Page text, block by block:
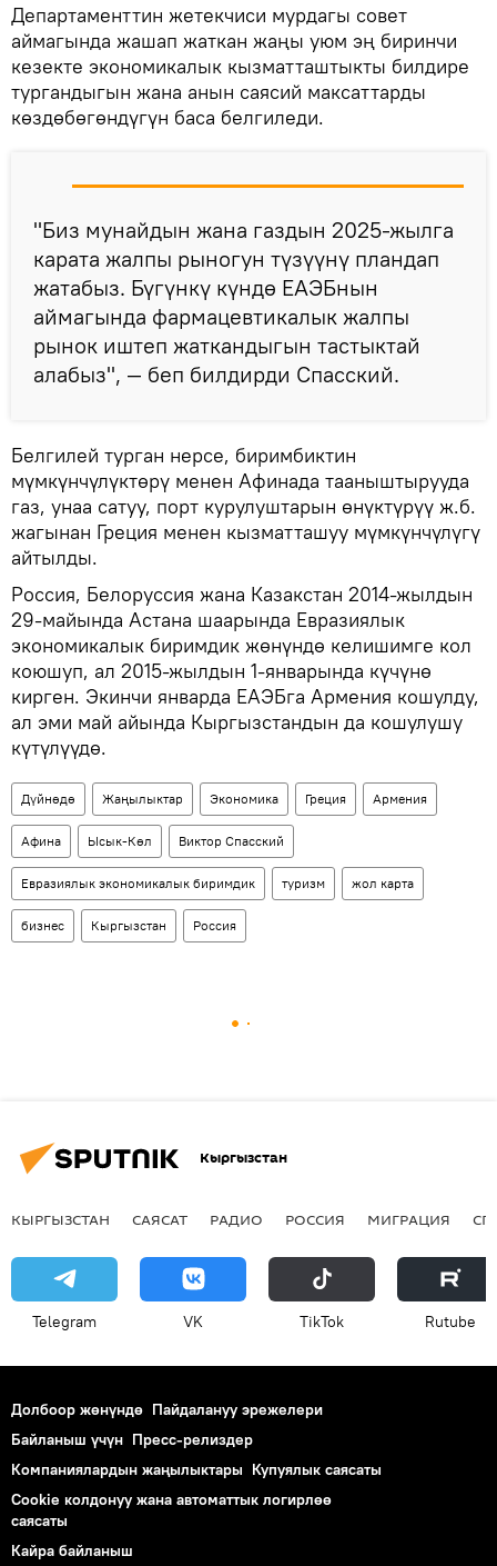
Департаменттин жетекчиси мурдагы совет
аймагында жашап жаткан жаңы уюм эң биринчи
кезекте экономикалык кызматташтыкты билдире
тургандыгын жана анын саясий максаттарды
көздөбөгөндүгүн баса белгиледи.
"Биз мунайдын жана газдын 2025-жылга
карата жалпы рыногун түзүүнү пландап
жатабыз. Бүгүнкү күндө ЕАЭБнын
аймагында фармацевтикалык жалпы
рынок иштеп жаткандыгын тастыктай
алабыз", — беп билдирди Спасский.
Белгилей турган нерсе, биримбиктин
мүмкүнчүлүктөрү менен Афинада тааныштырууда
газ, унаа сатуу, порт курулуштарын өнүктүрүү ж.б.
жагынан Греция менен кызматташуу мүмкүнчүлүгү
айтылды.
Россия, Белоруссия жана Казакстан 2014-жылдын
29-майында Астана шаарында Евразиялык
экономикалык биримдик жөнүндө келишимге кол
коюшуп, ал 2015-жылдын 1-январында күчүнө
кирген. Экинчи январда ЕАЭБга Армения кошулду,
ал эми май айында Кыргызстандын да кошулушу
күтүлүүдө.
Дүйнөдө Жаңылыктар Экономика Греция Армения
Афина Ысык-Көл Виктор Спасский
Евразиялык экономикалык биримдик туризм жол карта
бизнес Кыргызстан Россия
Кыргызстан
КЫРГЫЗСТАН САЯСАТ РАДИО РОССИЯ МИГРАЦИЯ
Telegram VK ТikТоk Rutube
Долбоор жөнүндө Пайдалануу эрежелери
Байланыш үчүн Пресс-релиздер
Компаниялардын жаңылыктары Купуялык саясаты
Cookie колдонуу жана автоматтык логирлөө
саясаты
Кайра байланыш